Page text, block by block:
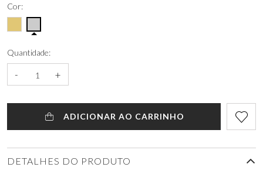
Cor:
Quantidade:
- +
ADICIONAR AO CARRINHO
DETALHES DO PRODUTO